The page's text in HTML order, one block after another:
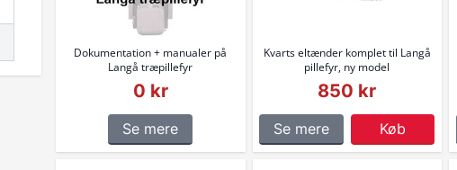
Dokumentation + manualer på
Langå træpillefyr
0 kr
Se mere
Kvarts eltænder komplet til Langå
pillefyr, ny model
850 kr
Se mere Køb